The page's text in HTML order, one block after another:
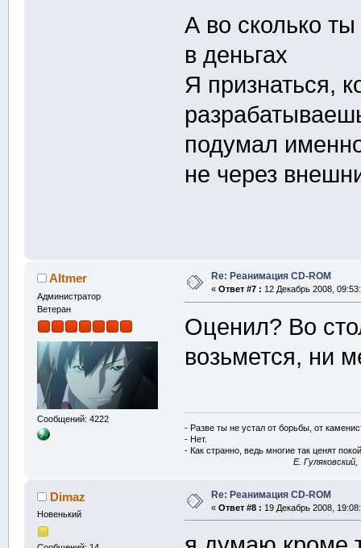
А во сколько
в деньгах
Я признаться,
подумал
не через
Altmer
Администратор
Ветеран
Сообщений: 4222
Re: Реанимация CD-ROM
« Ответ #7 : 12 Декабрь 2008,
Оценил? Во
возьмется, ни
- Разве ты не устал от борьбы, от
- Нет.
- Как странно, ведь многие так ценят
E.
Dimaz
Новенький
Re: Реанимация CD-ROM
« Ответ #8 : 19 Декабрь 2008,